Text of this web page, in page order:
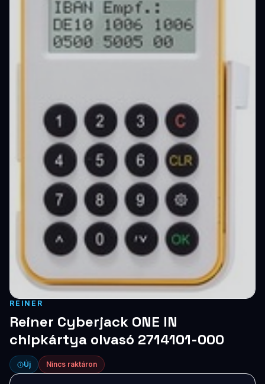
Ajándékkártya
Szolgáltatások
Támogatás
Új termékek ÚJ
Keresés Vásárlás
REINER
Reiner Cyberjack ONE IN
chipkártya olvasó 2714101-000
Új Nincs raktáron